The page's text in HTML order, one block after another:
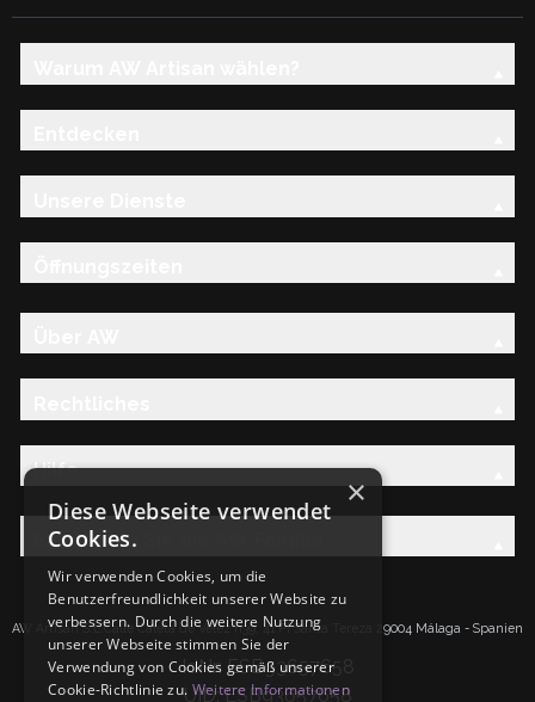
Hilfe
Entdecken Sie die AW-Familie
AW Artisan S.L.Calle Caleta de Velez n39, 41 PI Santa Tereza 29004 Málaga - Spanien
IdNr: ESB93657658
UID: ESB93657658
×
Diese Webseite verwendet
Cookies.
Wir verwenden Cookies, um die
Benutzerfreundlichkeit unserer Website zu
verbessern. Durch die weitere Nutzung
unserer Webseite stimmen Sie der
Verwendung von Cookies gemäß unserer
Cookie-Richtlinie zu. Weitere Informationen